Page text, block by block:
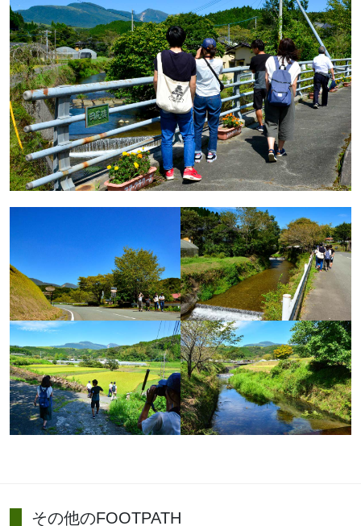
その他のFOOTPATH